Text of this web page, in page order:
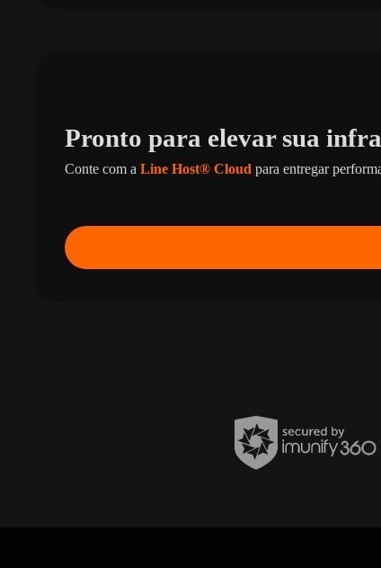
Pronto para elevar sua
Conte com a Line Host® Cloud para entregar